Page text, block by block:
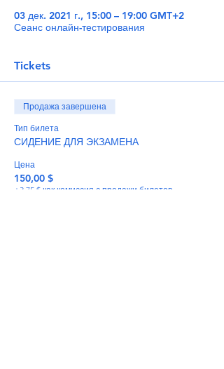
03 дек. 2021 г., 15:00 – 19:00 GMT+2
Сеанс онлайн-тестирования
Tickets
Продажа завершена
Тип билета
СИДЕНИЕ ДЛЯ ЭКЗАМЕНА
Цена
150,00 $
+3,75 $ как комиссия с продажи билетов